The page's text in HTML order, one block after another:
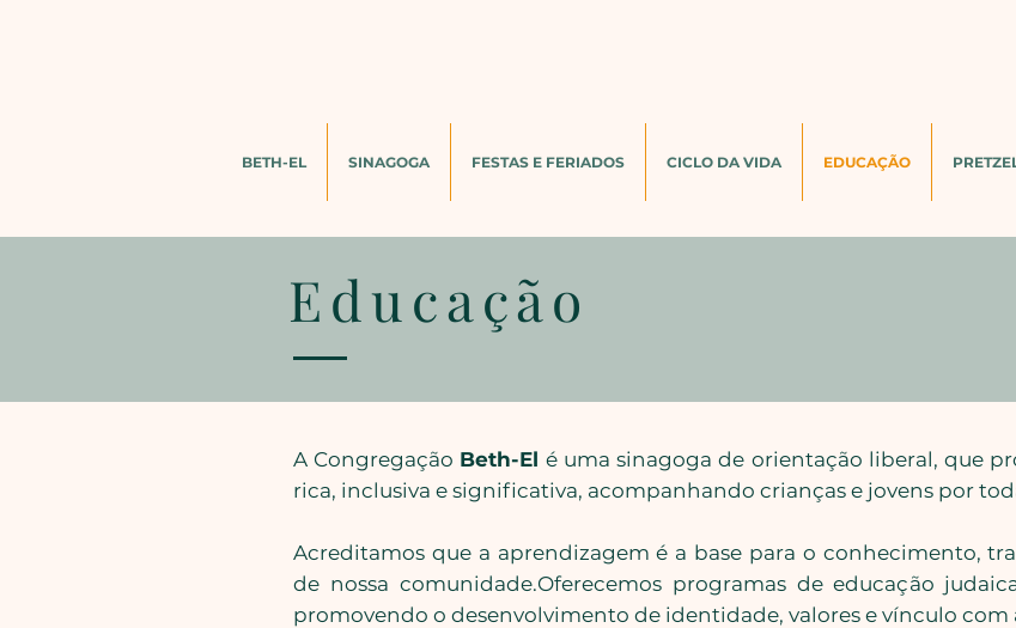
Educação
A Congregação Beth-El é uma sinagoga de orientação liberal, que
rica, inclusiva e significativa, acompanhando crianças e jovens por
Acreditamos que a aprendizagem é a base para o conhecimento,
de nossa comunidade.​Oferecemos programas de educação
promovendo o desenvolvimento de identidade, valores e vínculo com
BETH-EL SINAGOGA FESTAS E FERIADOS CICLO DA VIDA EDUCAÇÃO